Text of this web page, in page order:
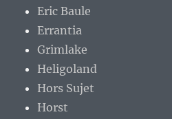
Eric Baule
Errantia
Grimlake
Heligoland
Hors Sujet
Horst